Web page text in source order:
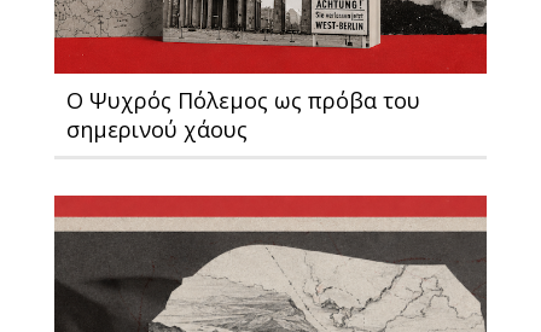
Ο Ψυχρός Πόλεμος ως πρόβα του
σημερινού χάους